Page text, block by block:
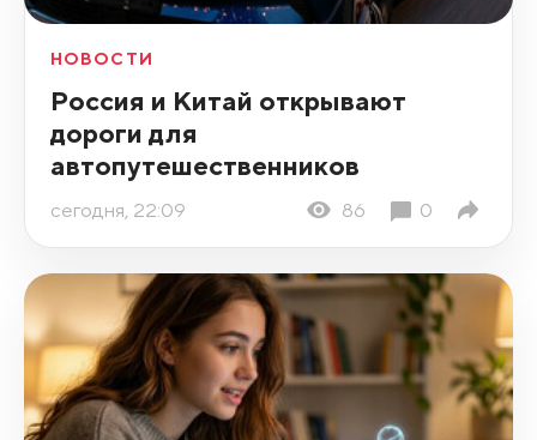
НОВОСТИ
Россия и Китай открывают
дороги для
автопутешественников
сегодня, 22:09 86 0